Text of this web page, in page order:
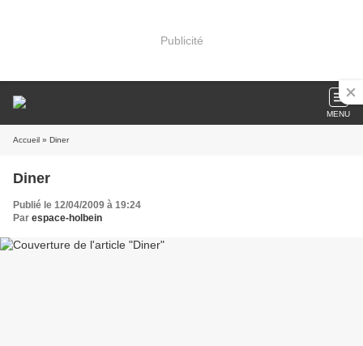
Publicité
MENU
Accueil » Diner
Diner
Publié le 12/04/2009 à 19:24
Par espace-holbein